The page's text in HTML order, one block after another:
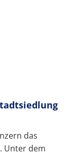
das
Unter dem